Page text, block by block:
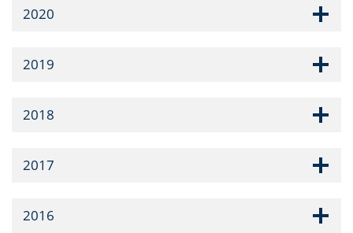
2020
2019
2018
2017
2016